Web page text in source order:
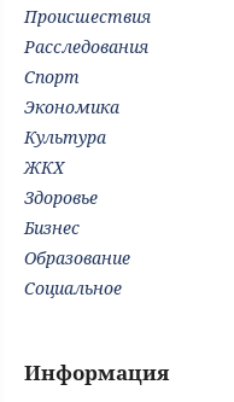
Происшествия
Расследования
Спорт
Экономика
Культура
ЖКХ
Здоровье
Бизнес
Образование
Социальное
Информация